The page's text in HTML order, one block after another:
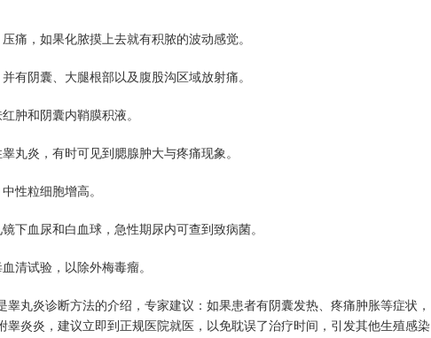
，如果化脓摸上去就有积脓的波动感觉。
阴囊、大腿根部以及腹股沟区域放射痛。
和阴囊内鞘膜积液。
炎，有时可见到腮腺肿大与疼痛现象。
粒细胞增高。
血尿和白血球，急性期尿内可查到致病菌。
试验，以除外梅毒瘤。
丸炎诊断方法的介绍，专家建议：如果患者有阴囊发热、疼痛肿胀等症状，
睾炎炎，建议立即到正规医院就医，以免耽误了治疗时间，引发其他生殖感染